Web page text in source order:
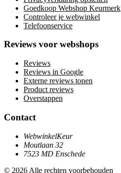
Goedkoop Webshop Keurmerk
Controleer je webwinkel
Telefoonservice
Reviews voor webshops
Reviews
Reviews in Google
Externe reviews tonen
Product reviews
Overstappen
Contact
WebwinkelKeur
Moutlaan 32
7523 MD Enschede
© 2026 Alle rechten voorbehouden